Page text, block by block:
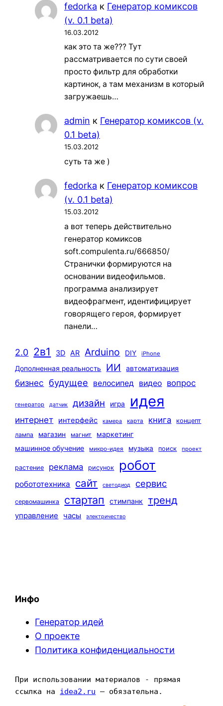
fedorka к Генератор комиксов
(v. 0.1 beta)
16.03.2012
как это та же??? Тут
рассматривается по сути своей
просто фильтр для обработки
картинок, а там механизм в который
загружаешь…
admin к Генератор комиксов (v.
0.1 beta)
15.03.2012
суть та же )
fedorka к Генератор комиксов
(v. 0.1 beta)
15.03.2012
а вот теперь действительно
генератор комиксов
soft.compulenta.ru/666850/
Странички формируются на
основании видеофильмов.
программа анализирует
видеофрагмент, идентифицирует
говорящего героя, формирует
панели…
2.0 2в1 3D AR Arduino DIY iPhone
Дополненная реальность ИИ автоматизация
бизнес будущее велосипед видео вопрос
генератор датчик дизайн игра идея
интернет интерфейс камера карта книга
концепт
лампа
магазин магнит
маркетинг
машинное обучение
микро-идея музыка поиск проект
растение реклама рисунок робот
робототехника сайт светодиод сервис
сервомашинка стартап стимпанк тренд
управление часы электричество
Инфо
Генератор идей
О проекте
Политика конфиденциальности
При использовании материалов - прямая
ссылка на idea2.ru — обязательна.